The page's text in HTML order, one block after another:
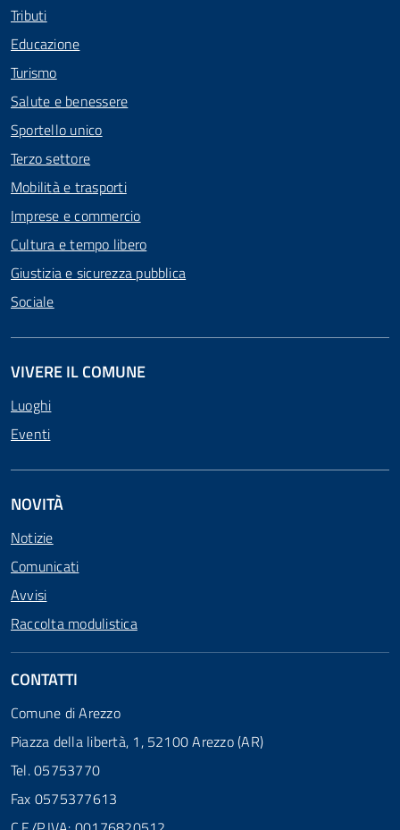
Tributi
Educazione
Turismo
Salute e benessere
Sportello unico
Terzo settore
Mobilità e trasporti
Imprese e commercio
Cultura e tempo libero
Giustizia e sicurezza pubblica
Sociale
VIVERE IL COMUNE
Luoghi
Eventi
NOVITÀ
Notizie
Comunicati
Avvisi
Raccolta modulistica
CONTATTI
Comune di Arezzo
Piazza della libertà, 1, 52100 Arezzo (AR)
Tel. 05753770
Fax 0575377613